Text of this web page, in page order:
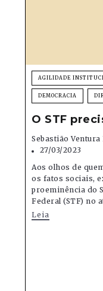
AGILIDADE
DEMOCRACIA
O STF
Sebastião Ventura
27/03/2023
Aos olhos de
os fatos sociais,
proeminência do
Federal (STF) no
Leia